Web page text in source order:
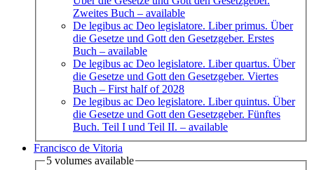
Zweites Buch – available
De legibus ac Deo legislatore. Liber primus. Über
die Gesetze und Gott den Gesetzgeber. Erstes
Buch – available
De legibus ac Deo legislatore. Liber quartus. Über
die Gesetze und Gott den Gesetzgeber. Viertes
Buch – First half of 2028
De legibus ac Deo legislatore. Liber quintus. Über
die Gesetze und Gott den Gesetzgeber. Fünftes
Buch. Teil I und Teil II. – available
Francisco de Vitoria
5 volumes available